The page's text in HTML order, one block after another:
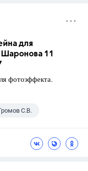
для
11
фотоэффекта.
С.В.